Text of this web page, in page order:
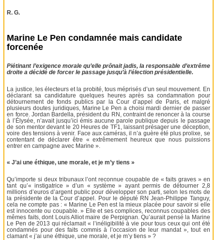
R. G.
Marine Le Pen condamnée mais candidate
forcenée
Piétinant l’exigence morale qu’elle prônait jadis, la responsable d’extrême
droite a décidé de forcer le passage jusqu’à l’élection présidentielle.
La justice, les électeurs et la probité, tous méprisés d’un seul mouvement. En
déclarant sa candidature quelques heures après sa condamnation pour
détournement de fonds publics par la Cour d’appel de Paris, et malgré
plusieurs doutes juridiques, Marine Le Pen a choisi mardi dernier de passer
en force. Jordan Bardella, président du RN, contraint de renoncer à la course
à l’Élysée, n’avait jusqu’ici émis aucune parole publique depuis le passage
de son mentor devant le 20 Heures de TF1, laissant présager une déception,
voire des tensions à venir. Face aux caméras, il n’a guère été plus prolixe, se
contentant de déclarer être « extrêmement heureux que nous puissions
entrer en campagne avec Marine ».
« J’ai une éthique, une morale, et je m’y tiens »
Qu’importe si deux tribunaux l’ont reconnue coupable de « faits graves » en
tant qu’« instigatrice » d’un « système » ayant permis de détourner 2,8
millions d’euros d’argent public pour développer son parti, selon les mots de
la présidente de la Cour d’appel. Pour le député RN Jean-Philippe Tanguy,
cela ne compte pas : « Marine Le Pen est la mieux placée pour savoir si elle
est innocente ou coupable. » Elle et ses complices, reconnus coupables des
mêmes faits, dont Louis Alliot maire de Perpignan. Qu’aurait pensé la Marine
Le Pen de 2013 qui réclamait « l’inéligibilité à vie pour tous ceux qui ont été
condamnés pour des faits commis à l’occasion de leur mandat », tout en
clamant « j’ai une éthique, une morale, et je m’y tiens » ?